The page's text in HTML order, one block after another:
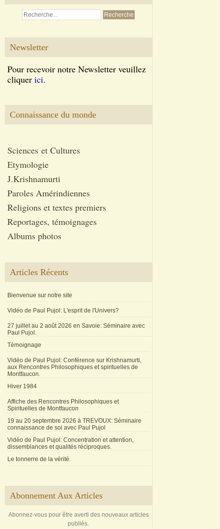
Newsletter
Pour recevoir notre Newsletter veuillez
cliquer ici.
Connaissance du monde
Sciences et Cultures
Etymologie
J.Krishnamurti
Paroles Amérindiennes
Religions et textes premiers
Reportages, témoignages
Albums photos
Articles Récents
Bienvenue sur notre site
Vidéo de Paul Pujol: L'esprit de l'Univers?
27 juillet au 2 août 2026 en Savoie: Séminaire avec
Paul Pujol.
Témoignage
Vidéo de Paul Pujol: Conférence sur Krishnamurti,
aux Rencontres Philosophiques et spirituelles de
Montfaucon.
Hiver 1984
Affiche des Rencontres Philosophiques et
Spirituelles de Montfaucon
19 au 20 septembre 2026 à TREVOUX: Séminaire
connaissance de soi avec Paul Pujol
Vidéo de Paul Pujol: Concentration et attention,
dissemblances et qualités réciproques.
Le tonnerre de la vérité.
Abonnement Aux Articles
Abonnez-vous pour être averti des nouveaux articles
publiés.